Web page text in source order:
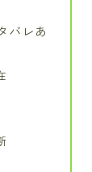
バレあ